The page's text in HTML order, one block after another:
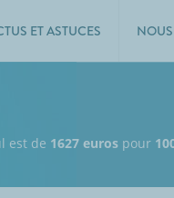
ET ASTUCES
est de 1627 euros pour